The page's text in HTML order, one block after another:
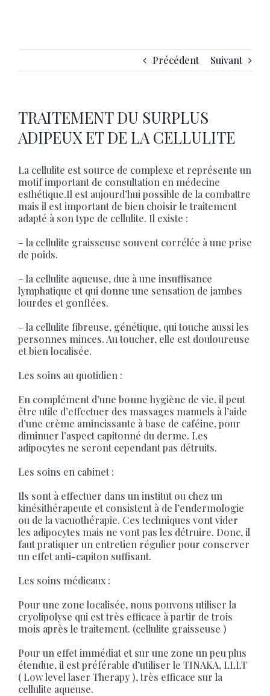
Précédent Suivant
TRAITEMENT DU SURPLUS
ADIPEUX ET DE LA CELLULITE
La cellulite est source de complexe et représente un
motif important de consultation en médecine
esthétique.Il est aujourd’hui possible de la combattre
mais il est important de bien choisir le traitement
adapté à son type de cellulite. Il existe :
– la cellulite graisseuse souvent corrélée à une prise
de poids.
– la cellulite aqueuse, due à une insuffisance
lymphatique et qui donne une sensation de jambes
lourdes et gonflées.
– la cellulite fibreuse, génétique, qui touche aussi les
personnes minces. Au toucher, elle est douloureuse
et bien localisée.
Les soins au quotidien :
En complément d’une bonne hygiène de vie, il peut
être utile d’effectuer des massages manuels à l’aide
d’une crème amincissante à base de caféine, pour
diminuer l’aspect capitonné du derme. Les
adipocytes ne seront cependant pas détruits.
Les soins en cabinet :
Ils sont à effectuer dans un institut ou chez un
kinésithérapeute et consistent à de l’endermologie
ou de la vacuothérapie. Ces techniques vont vider
les adipocytes mais ne vont pas les détruire. Donc, il
faut pratiquer un entretien régulier pour conserver
un effet anti-capiton suffisant.
Les soins médicaux :
Pour une zone localisée, nous pouvons utiliser la
cryolipolyse qui est très efficace à partir de trois
mois après le traitement. (cellulite graisseuse )
Pour un effet immédiat et sur une zone un peu plus
étendue, il est préférable d’utiliser le TINAKA, LLLT
( Low level laser Therapy ), très efficace sur la
cellulite aqueuse.